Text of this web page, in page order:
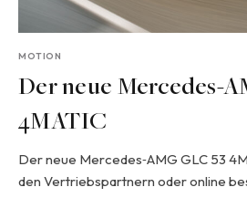
MOTION
Der neue Mercedes-
4MATIC
Der neue Mercedes‑AMG GLC 53
den Vertriebspartnern oder online